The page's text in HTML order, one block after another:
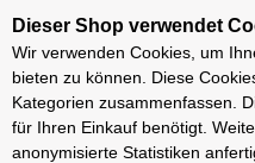
Dieser Shop verwendet
Wir verwenden Cookies, um
bieten zu können. Diese
Kategorien zusammenfassen.
für Ihren Einkauf benötigt.
anonymisierte Statistiken